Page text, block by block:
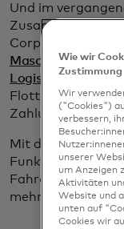
Und im
Zusammenarbeit
Corporation an
Maschinen in der
Logistikbranche
Flottenbetreibern
Zahlungen an
Mit dem Einzug
Funktionen in
Fahrerlebnis
mehr
Wie wir
Zustimmung
Wir
("Cookies")
verbessern,
unserer
um Anzeigen
Aktivitäten
Website und
unten auf
Cookies wir